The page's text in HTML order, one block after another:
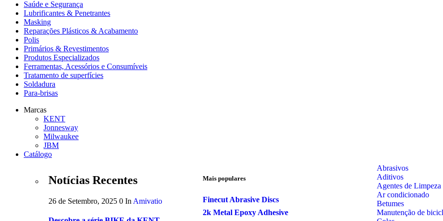
Saúde e Segurança
Lubrificantes & Penetrantes
Masking
Reparações Plásticos & Acabamento
Polis
Primários & Revestimentos
Produtos Especializados
Ferramentas, Acessórios e Consumíveis
Tratamento de superfícies
Soldadura
Para-brisas
Marcas
KENT
Jonnesway
Milwaukee
JBM
Catálogo
Notícias Recentes
26 de Setembro, 2025 0 In Amivatio
Mais populares
Finecut Abrasive Discs
2k Metal Epoxy Adhesive
Abrasivos
Aditivos
Agentes de Limpeza
Ar condicionado
Betumes
Manutenção de